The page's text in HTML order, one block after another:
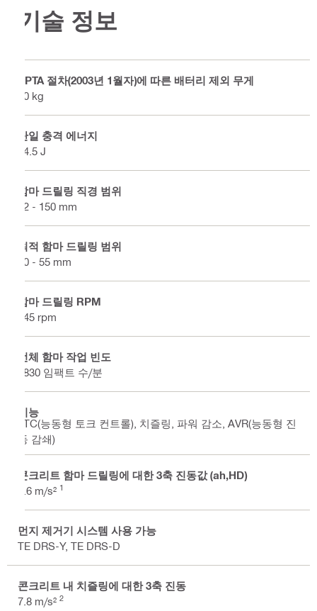
기술 정보
EPTA 절차(2003년 1월자)에 따른 배터리 제외 무게
10 kg
단일 충격 에너지
14.5 J
함마 드릴링 직경 범위
12 - 150 mm
최적 함마 드릴링 범위
20 - 55 mm
함마 드릴링 RPM
245 rpm
전체 함마 작업 빈도
2830 임팩트 수/분
기능
ATC(능동형 토크 컨트롤), 치즐링, 파워 감소, AVR(능동형 진
동 감쇄)
콘크리트 함마 드릴링에 대한 3축 진동값 (ah,HD)
8.6 m/s² 1
먼지 제거기 시스템 사용 가능
TE DRS-Y, TE DRS-D
콘크리트 내 치즐링에 대한 3축 진동
7.8 m/s² 2